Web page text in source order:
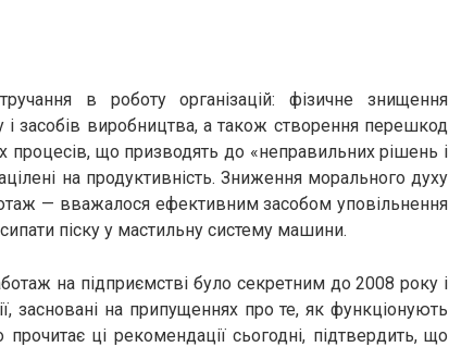
в роботу організацій: фізичне знищення
і засобів виробництва, а також створення перешкод
процесів, що призводять до «неправильних рішень і
на продуктивність. Зниження морального духу
— вважалося ефективним засобом уповільнення
піску у мастильну систему машини.
на підприємстві було секретним до 2008 року і
засновані на припущеннях про те, як функціонують
прочитає ці рекомендації сьогодні, підтвердить, що